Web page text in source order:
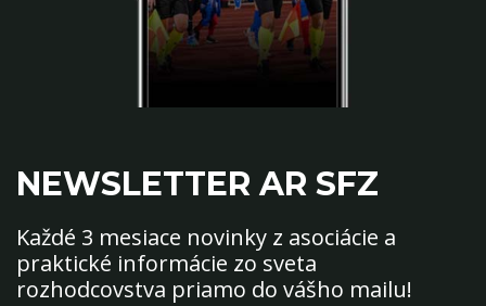
NEWSLETTER AR SFZ
Každé 3 mesiace novinky z asociácie a
praktické informácie zo sveta
rozhodcovstva priamo do vášho mailu!